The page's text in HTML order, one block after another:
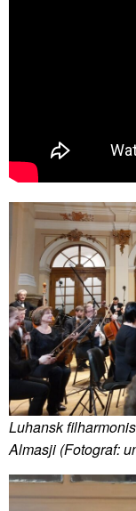
Luhansk
Almasji (Fotograf: